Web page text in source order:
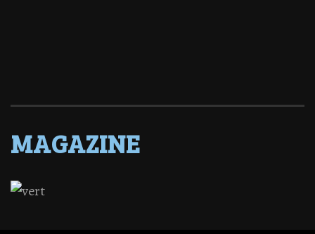
MAGAZINE